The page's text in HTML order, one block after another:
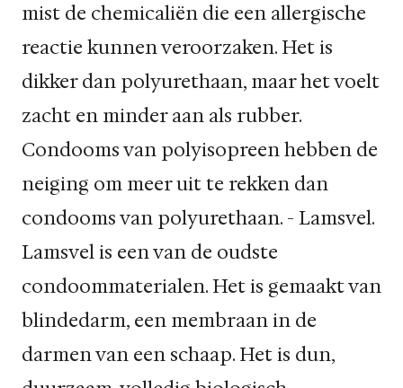
mist de chemicaliën die een allergische
reactie kunnen veroorzaken. Het is
dikker dan polyurethaan, maar het voelt
zacht en minder aan als rubber.
Condooms van polyisopreen hebben de
neiging om meer uit te rekken dan
condooms van polyurethaan. - Lamsvel.
Lamsvel is een van de oudste
condoommaterialen. Het is gemaakt van
blindedarm, een membraan in de
darmen van een schaap. Het is dun,